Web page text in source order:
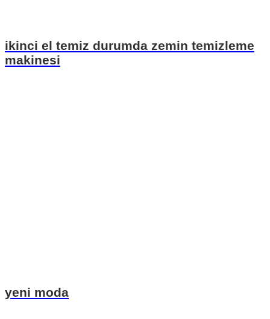
ikinci el temiz durumda zemin temizleme
makinesi
yeni moda